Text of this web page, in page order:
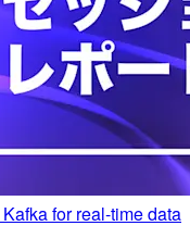
for real-time data